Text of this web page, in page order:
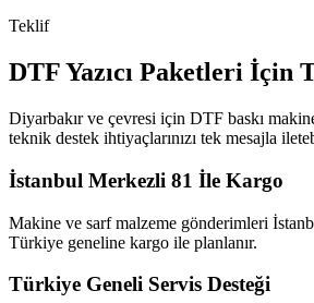
Teklif
DTF Yazıcı Paketleri İçin
Diyarbakır ve çevresi için DTF baskı
teknik destek ihtiyaçlarınızı tek mesajla
İstanbul Merkezli 81 İle Kargo
Makine ve sarf malzeme gönderimleri
Türkiye geneline kargo ile planlanır.
Türkiye Geneli Servis Desteği